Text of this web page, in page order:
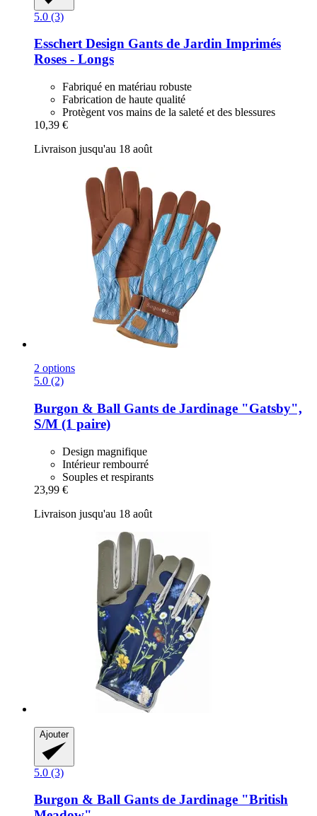
5.0 (3)
Esschert Design Gants de Jardin Imprimés
Roses -​ Longs
Fabriqué en matériau robuste
Fabrication de haute qualité
Protègent vos mains de la saleté et des blessures
10,39 €
Livraison jusqu'au 18 août
2 options
5.0 (2)
Burgon & Ball Gants de Jardinage "Gatsby",
S/M (1 paire)
Design magnifique
Intérieur rembourré
Souples et respirants
23,99 €
Livraison jusqu'au 18 août
Ajouter
5.0 (3)
Burgon & Ball Gants de Jardinage "British